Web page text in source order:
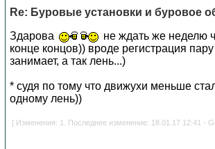
Re: Буровые установки и буровое
Здарова
не ждать же неделю
конце концов)) вроде регистрация
занимает, а так лень...)
* судя по тому что движухи меньше
одному лень))
[ Изменения: 1. Последнее изменение: 18.01.17 12:41 -